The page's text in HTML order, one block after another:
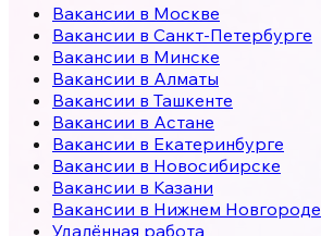
Вакансии в Москве
Вакансии в Санкт-Петербурге
Вакансии в Минске
Вакансии в Алматы
Вакансии в Ташкенте
Вакансии в Астане
Вакансии в Екатеринбурге
Вакансии в Новосибирске
Вакансии в Казани
Вакансии в Нижнем Новгороде
Удалённая работа